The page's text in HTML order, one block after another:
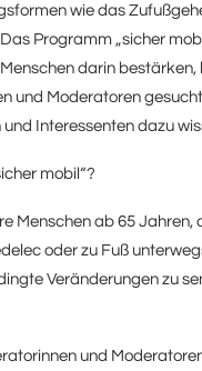
wie das
Programm „sicher
darin
und Moderatoren
Interessenten dazu
mobil“?
Menschen ab 65
oder zu Fuß
Veränderungen zu
und